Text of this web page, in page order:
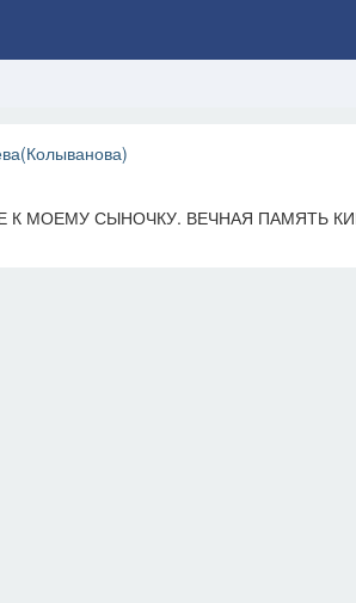
К МОЕМУ СЫНОЧКУ. ВЕЧНАЯ ПАМЯТЬ